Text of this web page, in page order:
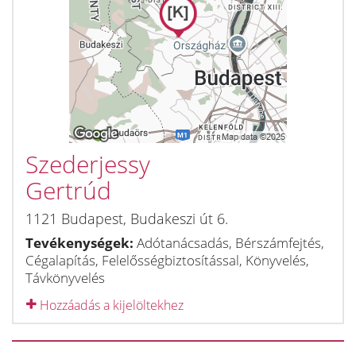
Szederjessy
Gertrúd
1121 Budapest, Budakeszi út 6.
Tevékenységek: Adótanácsadás, Bérszámfejtés,
Cégalapítás, Felelősségbiztosítással, Könyvelés,
Távkönyvelés
Hozzáadás a kijelöltekhez